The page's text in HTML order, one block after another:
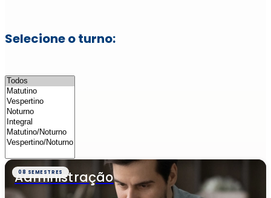
Selecione o turno:
08 SEMESTRES
Administração